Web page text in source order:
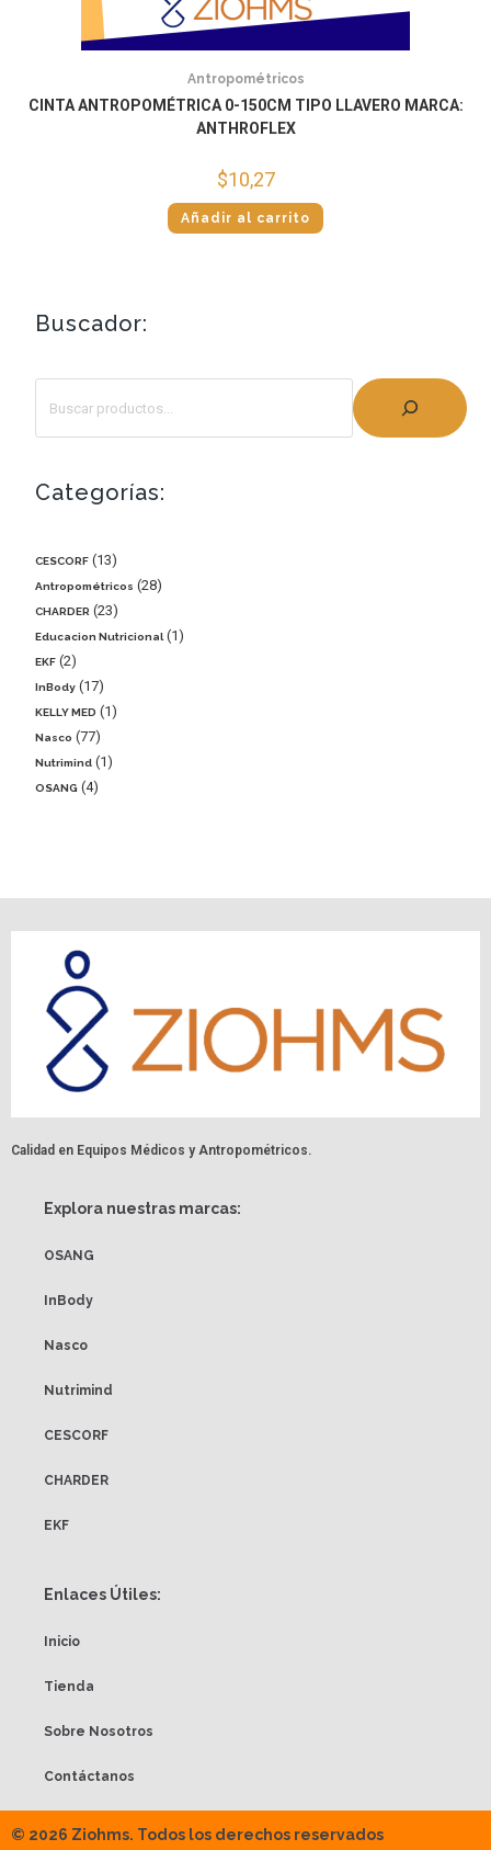
Antropométricos
CINTA ANTROPOMÉTRICA 0-150CM TIPO LLAVERO MARCA:
ANTHROFLEX
$10,27
Añadir al carrito
Buscador:
Categorías:
CESCORF 13
Antropométricos 28
CHARDER 23
Educacion Nutricional 1
EKF 2
InBody 17
KELLY MED 1
Nasco 77
Nutrimind 1
OSANG 4
Calidad en Equipos Médicos y Antropométricos.
Explora nuestras marcas:
OSANG
InBody
Nasco
Nutrimind
CESCORF
CHARDER
EKF
Enlaces Útiles:
Inicio
Tienda
Sobre Nosotros
Contáctanos
© 2026 Ziohms. Todos los derechos reservados